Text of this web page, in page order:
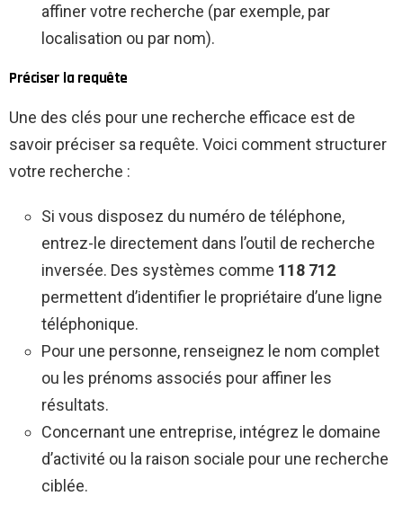
affiner votre recherche (par exemple, par
localisation ou par nom).
Préciser la requête
Une des clés pour une recherche efficace est de
savoir préciser sa requête. Voici comment structurer
votre recherche :
Si vous disposez du numéro de téléphone,
entrez-le directement dans l’outil de recherche
inversée. Des systèmes comme 118 712
permettent d’identifier le propriétaire d’une ligne
téléphonique.
Pour une personne, renseignez le nom complet
ou les prénoms associés pour affiner les
résultats.
Concernant une entreprise, intégrez le domaine
d’activité ou la raison sociale pour une recherche
ciblée.